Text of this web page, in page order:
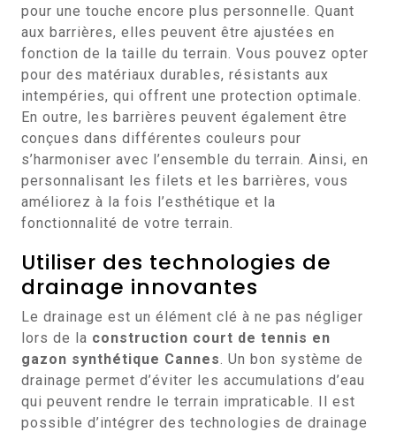
pour une touche encore plus personnelle. Quant
aux barrières, elles peuvent être ajustées en
fonction de la taille du terrain. Vous pouvez opter
pour des matériaux durables, résistants aux
intempéries, qui offrent une protection optimale.
En outre, les barrières peuvent également être
conçues dans différentes couleurs pour
s’harmoniser avec l’ensemble du terrain. Ainsi, en
personnalisant les filets et les barrières, vous
améliorez à la fois l’esthétique et la
fonctionnalité de votre terrain.
Utiliser des technologies de
drainage innovantes
Le drainage est un élément clé à ne pas négliger
lors de la construction court de tennis en
gazon synthétique Cannes. Un bon système de
drainage permet d’éviter les accumulations d’eau
qui peuvent rendre le terrain impraticable. Il est
possible d’intégrer des technologies de drainage